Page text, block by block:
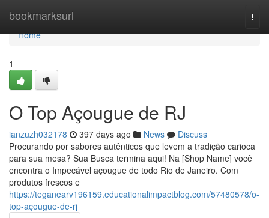
bookmarksurl
Home
Home
1
O Top Açougue de RJ
ianzuzh032178 397 days ago News
Discuss
Procurando por sabores autênticos que levem a tradição carioca
para sua mesa? Sua Busca termina aqui! Na [Shop Name] você
encontra o Impecável açougue de todo Rio de Janeiro. Com
produtos frescos e
https://teganearv196159.educationalimpactblog.com/57480578/o-
top-açougue-de-rj